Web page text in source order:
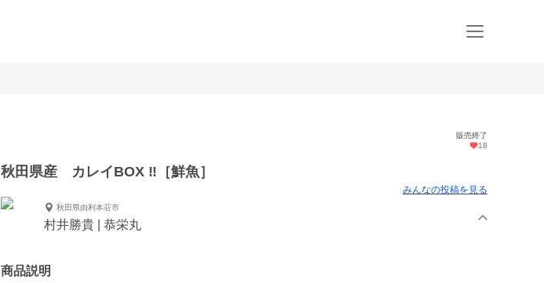
販売終了
18
秋田県産 カレイBOX ‼️［鮮魚］
みんなの投稿を見る
秋田県由利本荘市
村井勝貴 | 恭栄丸
商品説明